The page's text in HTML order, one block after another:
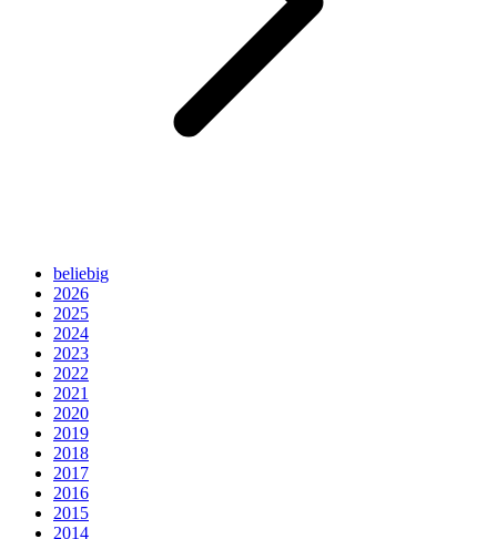
beliebig
2026
2025
2024
2023
2022
2021
2020
2019
2018
2017
2016
2015
2014